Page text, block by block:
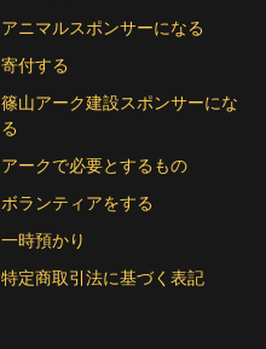
アニマルスポンサーになる
寄付する
篠山アーク建設スポンサーにな
る
アークで必要とするもの
ボランティアをする
一時預かり
特定商取引法に基づく表記